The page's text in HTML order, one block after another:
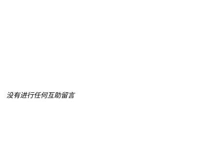
没有进行任何互助留言